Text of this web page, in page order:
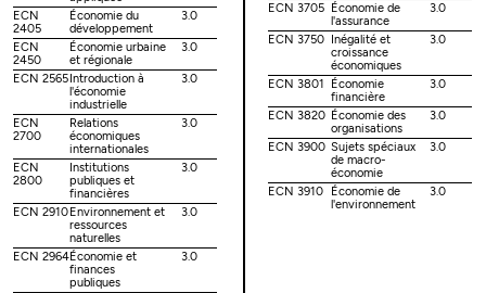
ECN
2405
Économie du
développement
3.0
ECN
2450
Économie urbaine
et régionale
3.0
ECN 2565 Introduction à
l'économie
industrielle
3.0
ECN
2700
Relations
économiques
internationales
3.0
ECN
2800
Institutions
publiques et
financières
3.0
ECN 2910 Environnement et
ressources
naturelles
3.0
ECN 2964Économie et
finances
publiques
3.0
ECN 3705
Économie de
l'assurance
3.0
ECN 3750
Inégalité et
croissance
économiques
3.0
ECN 3801
Économie
financière
3.0
ECN 3820 Économie des
organisations
3.0
ECN 3900 Sujets spéciaux
de macro-
économie
3.0
ECN 3910
Économie de
l'environnement
3.0